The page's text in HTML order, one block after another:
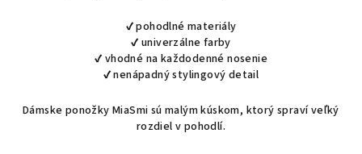
a
c
i
e
r
v
✔ pohodlné materiály
✔ univerzálne farby
✔ vhodné na každodenné nosenie
✔ nenápadný stylingový detail
Dámske ponožky MiaSmi sú malým kúskom, ktorý spraví veľký
rozdiel v pohodlí.